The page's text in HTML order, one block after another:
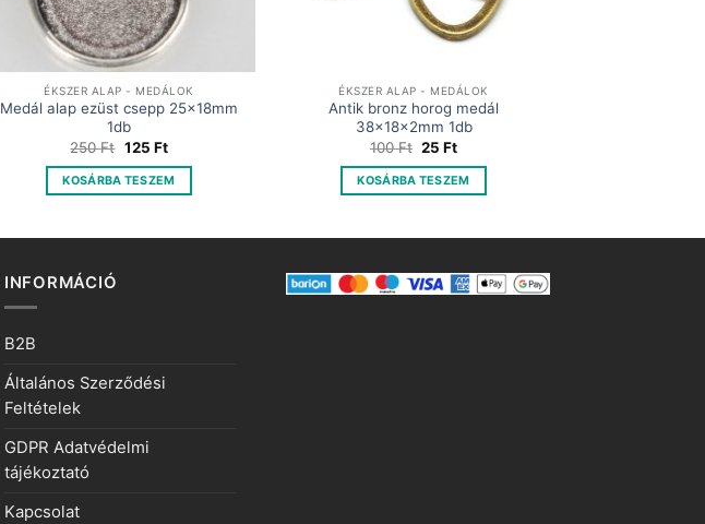
ÉKSZER ALAP - MEDÁLOK
Medál alap ezüst csepp 25x18mm
1db
250Ft Original
was:
250 Ft.
125 FtCurrent
is:
125 Ft.
KOSÁRBA TESZEM
ÉKSZER ALAP - MEDÁLOK
Antik bronz horog medál
38x18x2mm 1db
100Ft Original
was:
100 Ft.
25 FtCurrent
is:
25 Ft.
KOSÁRBA TESZEM
INFORMÁCIÓ
B2B
Általános Szerződési
Feltételek
GDPR Adatvédelmi
tájékoztató
Kapcsolat